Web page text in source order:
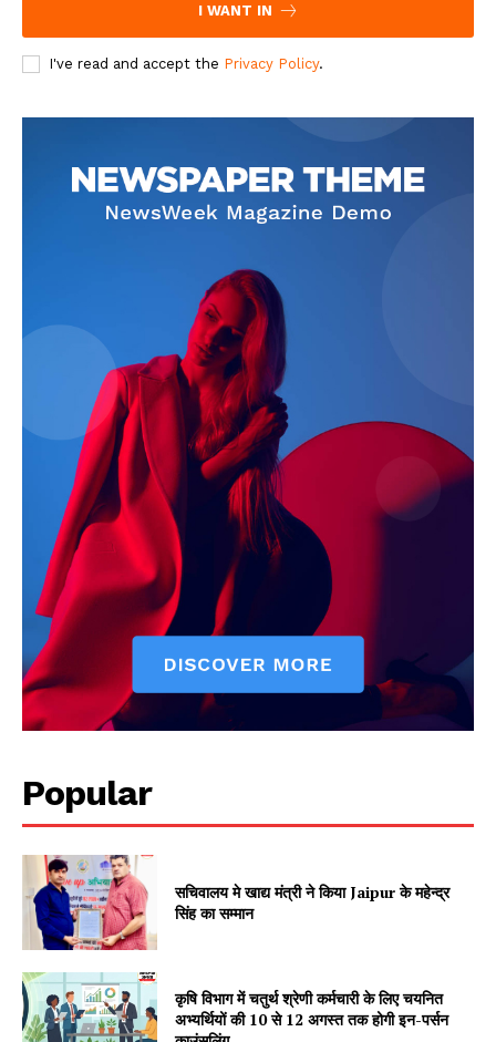
Vishwasniya Hindi Akhbaar
I WANT IN
I've read and accept the Privacy Policy.
Popular
सचिवालय मे खाद्य मंत्री ने किया Jaipur के महेन्द्र
सिंह का सम्मान
कृषि विभाग में चतुर्थ श्रेणी कर्मचारी के लिए चयनित
अभ्यर्थियों की 10 से 12 अगस्त तक होगी इन-पर्सन